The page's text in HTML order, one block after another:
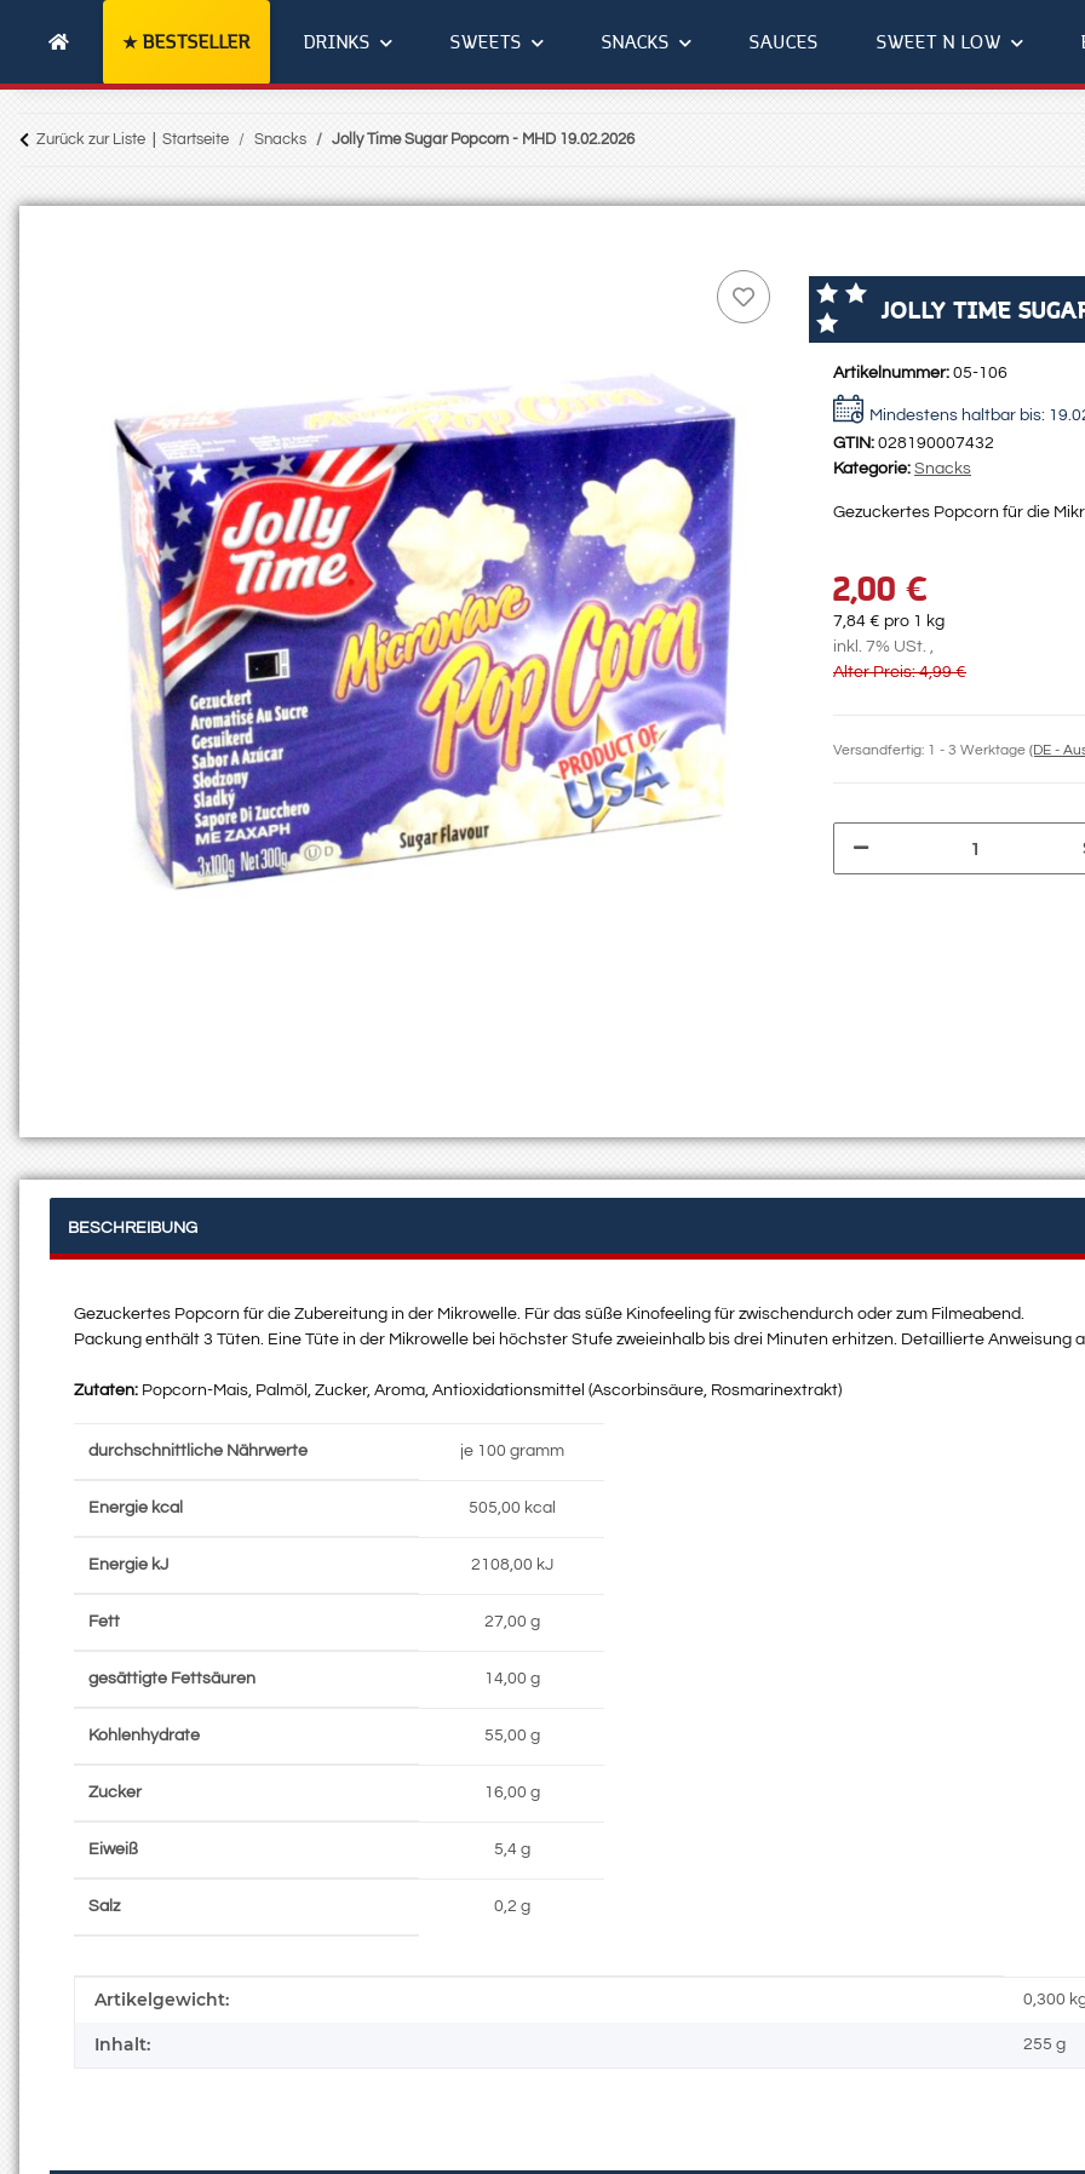
BESTSELLER DRINKS SWEETS SNACKS SAUCES SWEET N LOW
Zurück zur Liste Startseite Snacks Jolly Time Sugar Popcorn - MHD 19.02.2026
JOLLY TIME
Artikelnummer: 05-106
Mindestens haltbar bis:
GTIN: 028190007432
Kategorie: Snacks
Gezuckertes Popcorn für die
2,00 €
7,84 € pro 1 kg
inkl. 7% USt. ,
Alter Preis: 4,99 €
Versandfertig: 1 - 3 Werktage (DE -
BESCHREIBUNG
Gezuckertes Popcorn für die Zubereitung in der Mikrowelle. Für das süße Kinofeeling für zwischendurch oder zum Filmeabend.
Packung enthält 3 Tüten. Eine Tüte in der Mikrowelle bei höchster Stufe zweieinhalb bis drei Minuten erhitzen. Detaillierte Anweisung
Zutaten: Popcorn-Mais, Palmöl, Zucker, Aroma, Antioxidationsmittel (Ascorbinsäure, Rosmarinextrakt)
durchschnittliche Nährwerte je 100 gramm
Energie kcal 505,00 kcal
Energie kJ 2108,00 kJ
Fett 27,00 g
gesättigte Fettsäuren 14,00 g
Kohlenhydrate 55,00 g
Zucker 16,00 g
Eiweiß 5,4 g
Salz 0,2 g
Produkteigenschaft
Wert
Artikelgewicht: 0,300
Inhalt: 255 g